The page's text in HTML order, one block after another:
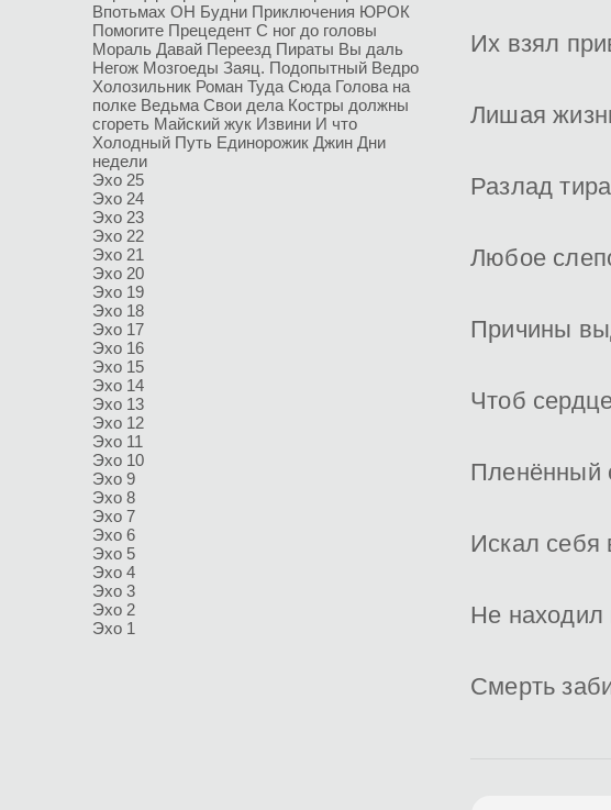
Впотьмах ОН Будни Приключения ЮРОК
Помогите Прецедент С ног до головы
Мораль Давай Переезд Пираты Вы даль
Негож Мозгоеды Заяц. Подопытный Ведро
Холозильник Роман Туда Сюда Голова на
полке Ведьма Свои дела Костры должны
сгореть Майский жук Извини И что
Холодный Путь Единорожик Джин Дни
недели
Эхо 25
Эхо 24
Эхо 23
Эхо 22
Эхо 21
Эхо 20
Эхо 19
Эхо 18
Эхо 17
Эхо 16
Эхо 15
Эхо 14
Эхо 13
Эхо 12
Эхо 11
Эхо 10
Эхо 9
Эхо 8
Эхо 7
Эхо 6
Эхо 5
Эхо 4
Эхо 3
Эхо 2
Эхо 1
Их взял
Лишая
Разлад
Любое
Причины
Чтоб
Пленённый
Искал себя
Не находил
Смерть